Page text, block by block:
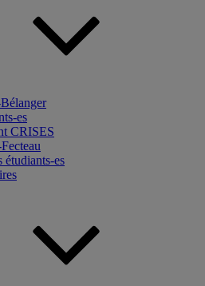
es
CRISES
étudiants-es